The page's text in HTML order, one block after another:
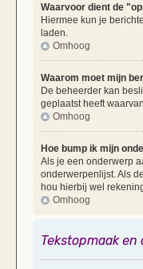
Waarvoor dient de
Hiermee kun je
laden.
Omhoog
Waarom moet mijn
De beheerder kan
geplaatst heeft
Omhoog
Hoe bump ik mijn
Als je een onderwerp
onderwerpenlijst. Als
hou hierbij wel
Omhoog
Tekstopmaak